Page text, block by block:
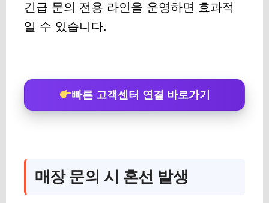
긴급 문의 전용 라인을 운영하면 효과적
일 수 있습니다.
빠른 고객센터 연결 바로가기
매장 문의 시 혼선 발생